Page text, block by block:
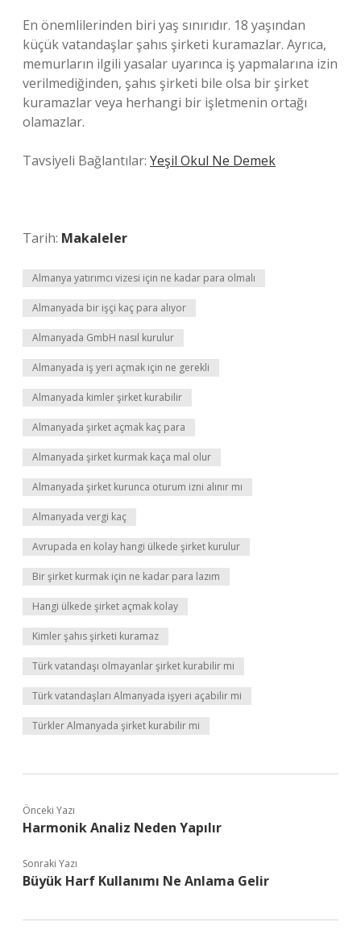
En önemlilerinden biri yaş sınırıdır. 18 yaşından
küçük vatandaşlar şahıs şirketi kuramazlar. Ayrıca,
memurların ilgili yasalar uyarınca iş yapmalarına izin
verilmediğinden, şahıs şirketi bile olsa bir şirket
kuramazlar veya herhangi bir işletmenin ortağı
olamazlar.
Tavsiyeli Bağlantılar: Yeşil Okul Ne Demek
Tarih: Makaleler
Almanya yatırımcı vizesi için ne kadar para olmalı
Almanyada bir işçi kaç para alıyor
Almanyada GmbH nasıl kurulur
Almanyada iş yeri açmak için ne gerekli
Almanyada kimler şirket kurabilir
Almanyada şirket açmak kaç para
Almanyada şirket kurmak kaça mal olur
Almanyada şirket kurunca oturum izni alınır mı
Almanyada vergi kaç
Avrupada en kolay hangi ülkede şirket kurulur
Bir şirket kurmak için ne kadar para lazım
Hangi ülkede şirket açmak kolay
Kimler şahıs şirketi kuramaz
Türk vatandaşı olmayanlar şirket kurabilir mi
Türk vatandaşları Almanyada işyeri açabilir mi
Türkler Almanyada şirket kurabilir mi
Önceki Yazı
Harmonik Analiz Neden Yapılır
Sonraki Yazı
Büyük Harf Kullanımı Ne Anlama Gelir